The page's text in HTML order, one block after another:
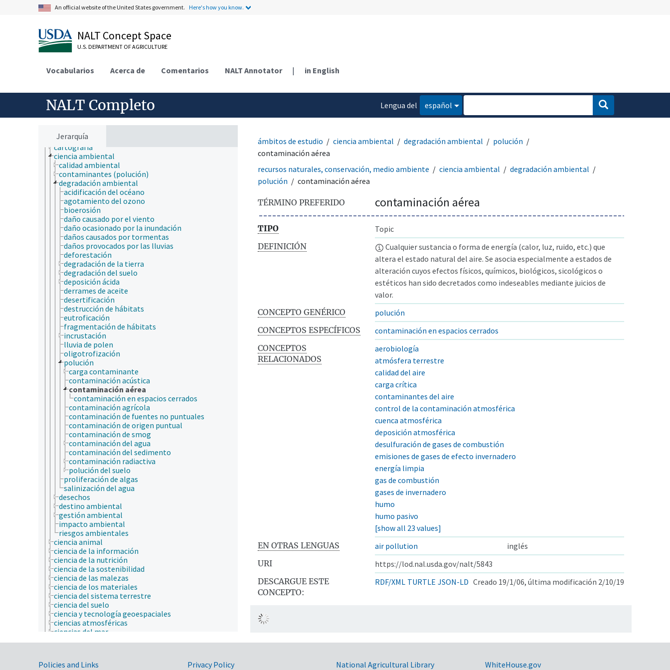
An official website of the United States government. Here's how you know.
NALT Concept Space
U.S. DEPARTMENT OF AGRICULTURE
Vocabularios Acerca de Comentarios NALT Annotator | in English
NALT Completo
Lengua del
español
Jerarquía
ámbitos de estudio
aerobiología
agricultura
agronomía
apicultura
bioinformática
biología de los insectos
biología estructural
biología evolutiva
biología molecular
botánica
cartografía
ciencia ambiental
calidad ambiental
contaminantes (polución)
degradación ambiental
acidificación del océano
agotamiento del ozono
bioerosión
daño causado por el viento
daño ocasionado por la inundación
daños causados por tormentas
daños provocados por las lluvias
deforestación
degradación de la tierra
degradación del suelo
deposición ácida
derrames de aceite
desertificación
destrucción de hábitats
eutroficación
fragmentación de hábitats
incrustación
lluvia de polen
oligotrofización
polución
carga contaminante
contaminación acústica
contaminación aérea
contaminación en espacios cerrados
contaminación agrícola
contaminación de fuentes no puntuales
contaminación de origen puntual
contaminación de smog
contaminación del agua
contaminación del sedimento
contaminación radiactiva
polución del suelo
proliferación de algas
salinización del agua
desechos
destino ambiental
gestión ambiental
impacto ambiental
riesgos ambientales
ciencia animal
ciencia de la información
ciencia de la nutrición
ciencia de la sostenibilidad
ciencia de las malezas
ciencia de los materiales
ciencia del sistema terrestre
ciencia del suelo
ciencia y tecnología geoespaciales
ciencias atmosféricas
ciencias del mar
ciencias forestales
conducta
ámbitos de estudio ciencia ambiental degradación ambiental
polución
contaminación aérea
recursos naturales, conservación, medio ambiente
ciencia ambiental
degradación ambiental
polución
contaminación aérea
TÉRMINO PREFERIDO contaminación aérea
TIPO
Topic
DEFINICIÓN
Cualquier sustancia o forma de energía (calor, luz, ruido, etc.) que
altera el estado natural del aire. Se asocia especialmente a estados de
alteración cuyos efectos físicos, químicos, biológicos, sicológicos o
estéticos han sido decretados como indeseables mediante juicios de
valor.
CONCEPTO GENÉRICO
polución
CONCEPTOS ESPECÍFICOS
contaminación en espacios cerrados
CONCEPTOS
RELACIONADOS
aerobiología
atmósfera terrestre
calidad del aire
carga crítica
contaminantes del aire
control de la contaminación atmosférica
cuenca atmosférica
deposición atmosférica
desulfuración de gases de combustión
emisiones de gases de efecto invernadero
energía limpia
gas de combustión
gases de invernadero
humo
humo pasivo
[show all 23 values]
EN OTRAS LENGUAS
air pollution
inglés
URI
https://lod.nal.usda.gov/nalt/5843
DESCARGUE ESTE
CONCEPTO:
RDF/XML TURTLE JSON-LD Creado 19/1/06, última modificación 2/10/19
Policies and Links Privacy Policy National Agricultural Library WhiteHouse.gov